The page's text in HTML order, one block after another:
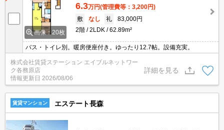
画像：20枚
6.3万円(管理費等：3,200円)
敷
なし 礼
83,000円
2階
2LDK 62.89m²
バス・トイレ別。暖房便座付き。ゆったり12.7帖。設備充実。
株式会社賃貸ステーション エイブルネットワー
ク各務原店
情報更新日 2026/08/06
詳細を見る
賃貸マンション エステート長森